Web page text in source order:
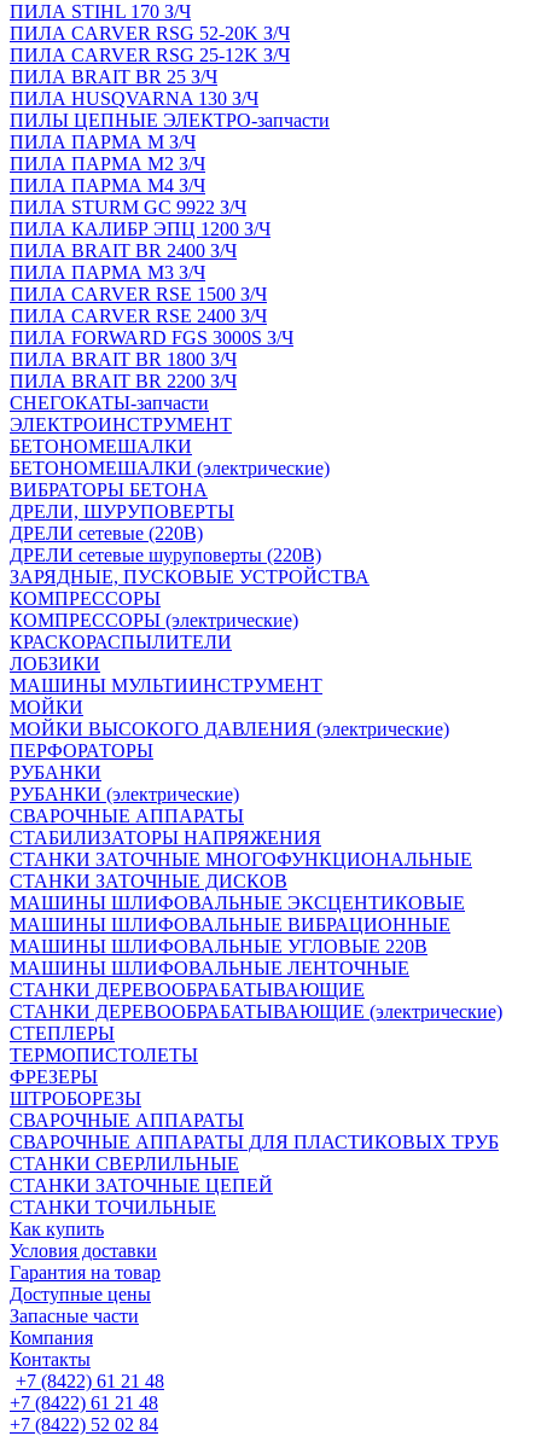
ПИЛА STIHL 170 З/Ч
ПИЛА CARVER RSG 52-20K З/Ч
ПИЛА CARVER RSG 25-12K З/Ч
ПИЛА BRAIT BR 25 З/Ч
ПИЛА HUSQVARNA 130 З/Ч
ПИЛЫ ЦЕПНЫЕ ЭЛЕКТРО-запчасти
ПИЛА ПАРМА М З/Ч
ПИЛА ПАРМА М2 З/Ч
ПИЛА ПАРМА М4 З/Ч
ПИЛА STURM GC 9922 З/Ч
ПИЛА КАЛИБР ЭПЦ 1200 З/Ч
ПИЛА BRAIT BR 2400 З/Ч
ПИЛА ПАРМА М3 З/Ч
ПИЛА CARVER RSE 1500 З/Ч
ПИЛА CARVER RSE 2400 З/Ч
ПИЛА FORWARD FGS 3000S З/Ч
ПИЛА BRAIT BR 1800 З/Ч
ПИЛА BRAIT BR 2200 З/Ч
СНЕГОКАТЫ-запчасти
ЭЛЕКТРОИНСТРУМЕНТ
БЕТОНОМЕШАЛКИ
БЕТОНОМЕШАЛКИ (электрические)
ВИБРАТОРЫ БЕТОНА
ДРЕЛИ, ШУРУПОВЕРТЫ
ДРЕЛИ сетевые (220В)
ДРЕЛИ сетевые шуруповерты (220В)
ЗАРЯДНЫЕ, ПУСКОВЫЕ УСТРОЙСТВА
КОМПРЕССОРЫ
КОМПРЕССОРЫ (электрические)
КРАСКОРАСПЫЛИТЕЛИ
ЛОБЗИКИ
МАШИНЫ МУЛЬТИИНСТРУМЕНТ
МОЙКИ
МОЙКИ ВЫСОКОГО ДАВЛЕНИЯ (электрические)
ПЕРФОРАТОРЫ
РУБАНКИ
РУБАНКИ (электрические)
СВАРОЧНЫЕ АППАРАТЫ
СТАБИЛИЗАТОРЫ НАПРЯЖЕНИЯ
СТАНКИ ЗАТОЧНЫЕ МНОГОФУНКЦИОНАЛЬНЫЕ
СТАНКИ ЗАТОЧНЫЕ ДИСКОВ
МАШИНЫ ШЛИФОВАЛЬНЫЕ ЭКСЦЕНТИКОВЫЕ
МАШИНЫ ШЛИФОВАЛЬНЫЕ ВИБРАЦИОННЫЕ
МАШИНЫ ШЛИФОВАЛЬНЫЕ УГЛОВЫЕ 220В
МАШИНЫ ШЛИФОВАЛЬНЫЕ ЛЕНТОЧНЫЕ
СТАНКИ ДЕРЕВООБРАБАТЫВАЮЩИЕ
СТАНКИ ДЕРЕВООБРАБАТЫВАЮЩИЕ (электрические)
СТЕПЛЕРЫ
ТЕРМОПИСТОЛЕТЫ
ФРЕЗЕРЫ
ШТРОБОРЕЗЫ
СВАРОЧНЫЕ АППАРАТЫ
СВАРОЧНЫЕ АППАРАТЫ ДЛЯ ПЛАСТИКОВЫХ ТРУБ
СТАНКИ СВЕРЛИЛЬНЫЕ
СТАНКИ ЗАТОЧНЫЕ ЦЕПЕЙ
СТАНКИ ТОЧИЛЬНЫЕ
Как купить
Условия доставки
Гарантия на товар
Доступные цены
Запасные части
Компания
Контакты
+7 (8422) 61 21 48
+7 (8422) 61 21 48
+7 (8422) 52 02 84